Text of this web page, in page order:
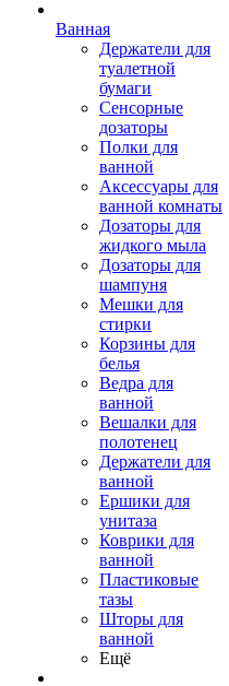
Ванная
Держатели для
туалетной
бумаги
Сенсорные
дозаторы
Полки для
ванной
Аксессуары для
ванной комнаты
Дозаторы для
жидкого мыла
Дозаторы для
шампуня
Мешки для
стирки
Корзины для
белья
Ведра для
ванной
Вешалки для
полотенец
Держатели для
ванной
Ершики для
унитаза
Коврики для
ванной
Пластиковые
тазы
Шторы для
ванной
Ещё